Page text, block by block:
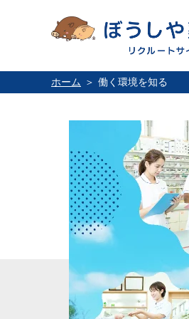
ホーム 働く環境を知る